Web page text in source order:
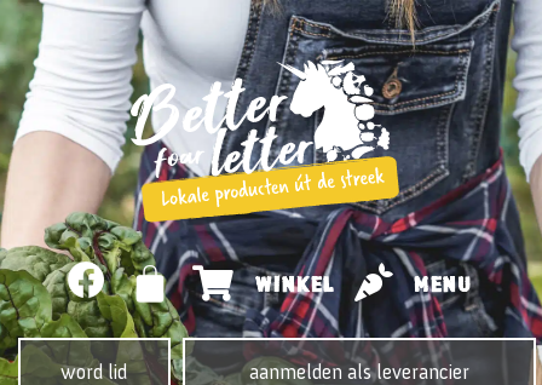
WINKEL MENU
word lid aanmelden als leverancier